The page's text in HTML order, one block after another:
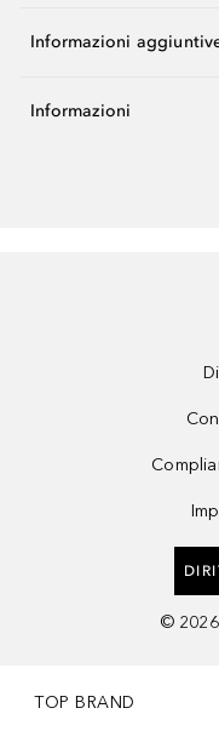
Informazioni
Informazioni
© 2026
TOP BRAND